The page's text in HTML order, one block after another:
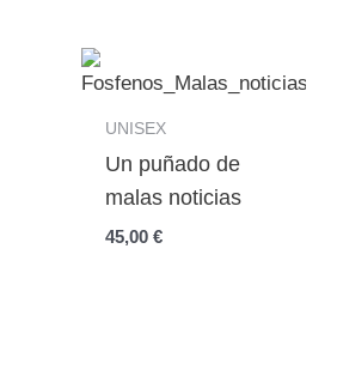
UNISEX
Un puñado de
malas noticias
45,00€